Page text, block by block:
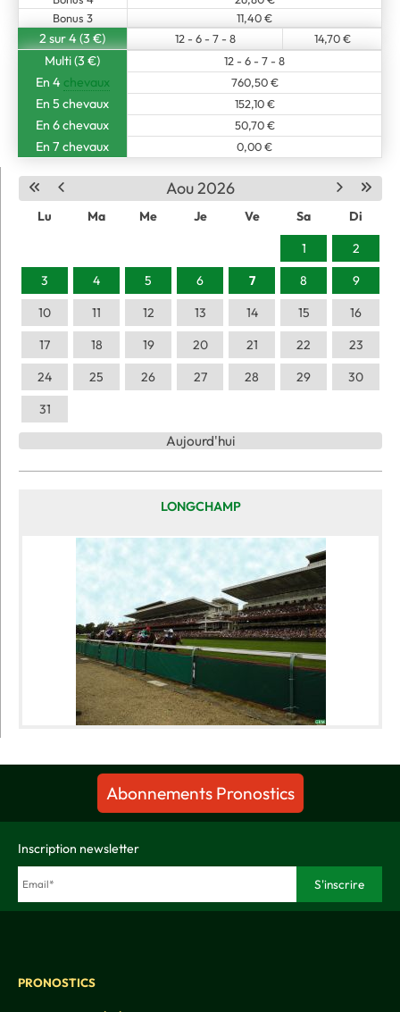
Aou 2026
Lu Ma Me Je Ve Sa
Di
1
2
3
4 5 6 7 8
9
10
11 12 13 14 15
16
17
18 19 20 21 22
23
24
25 26 27 28 29
30
31
Aujourd'hui
LONGCHAMP
Bonus 3
11,40 €
2 sur 4 (3 €) 12 - 6 - 7 - 8 14,70 €
Multi (3 €) 12 - 6 - 7 - 8
En 4 chevaux 760,50 €
En 5 chevaux 152,10 €
En 6 chevaux 50,70 €
En 7 chevaux 0,00 €
Abonnements Pronostics
Inscription newsletter
PRONOSTICS